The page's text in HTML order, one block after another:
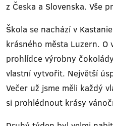
z Česka a Slovenska. Vše
Škola se nachází v
krásného města Luzern. O
prohlídce výrobny
vlastní vytvořit. Největší
Večer už jsme měli každý
si prohlédnout krásy